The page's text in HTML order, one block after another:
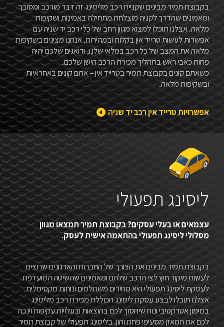
בקבוצת תמיר מבינים שקניית רכב מליסינג זה דבר מורכב ומסובך
ומאמינים שהדרך לקניה מוצלחת מתחילה באמינות ושקיפות
מלאה. אצלנו תוכלו למצוא מגוון רחב של כלי רכב יד שניה עם
אפשרות לעשות טרייד אין בקלות ובמהירות. אנחנו מציגים בשקיפות
מלאה את המצב של כל רכב במלאי שלנו, ודואגים שלכם יהיה
פחות כאבי ראש בתהליך מכירת הרכב הישן שלכם.
כשאתם קונים בקבוצת תמיר בטרייד אין – אתם קונים באחראיות
ובשקיפות מלאה.
אפשרויות טרייד אין רכב יד שניה
ליסינג תפעולי
עצמאים או בעלי עסקים? בקבוצת תמיר תמצאו מגוון
מסלולי ליסינג תפעולי בהתאמה אישית לעסק.
בקבוצת תמיר מבינים את הצורך של החברות והארגונים שרוצים
לעשות מיקור חוץ לצי הרכב שלהם ומאמינים שהשיטה המועדפת
לעסקת ליסינג תפעולי היא מחירים משתלמים ונוחות מקסימלית.
אצלנו תוכלו לבצע עסקת ליסינג הכוללת מכירת רכב מליסינג
במימון אטרקטיבי ונוח שיחסוך לכם בהוצאות ובעלויות עקיפות וינכה
לכם את המאזן מסעיפי פחת והון. בליסינג תפעולי של קבוצת תמיר